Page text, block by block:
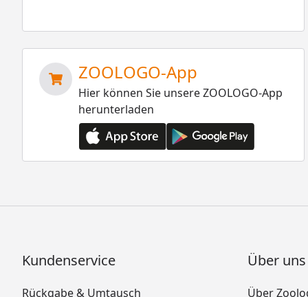
ZOOLOGO-App
Hier können Sie unsere ZOOLOGO-App
herunterladen
Kundenservice
Rückgabe & Umtausch
Über uns
Über